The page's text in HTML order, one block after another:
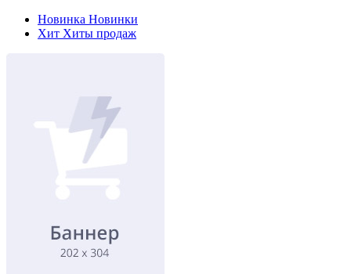
Новинка Новинки
Хит Хиты продаж